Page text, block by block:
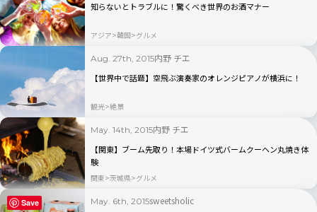
知らないとトラブルに！驚くべき世界のお酒マナー
アジア 韓国 グルメ
Aug. 27th, 2015内野 チエ
【世界中で話題】空飛ぶ演奏家のオレンジピアノが横浜に！
観光 絶景
May. 14th, 2015内野 チエ
【関東】ブーム先取り！本場ドイツ式バームクーヘン丸焼き体
験
関東 茨城県 グルメ
May. 6th, 2015sweetsholic
Save